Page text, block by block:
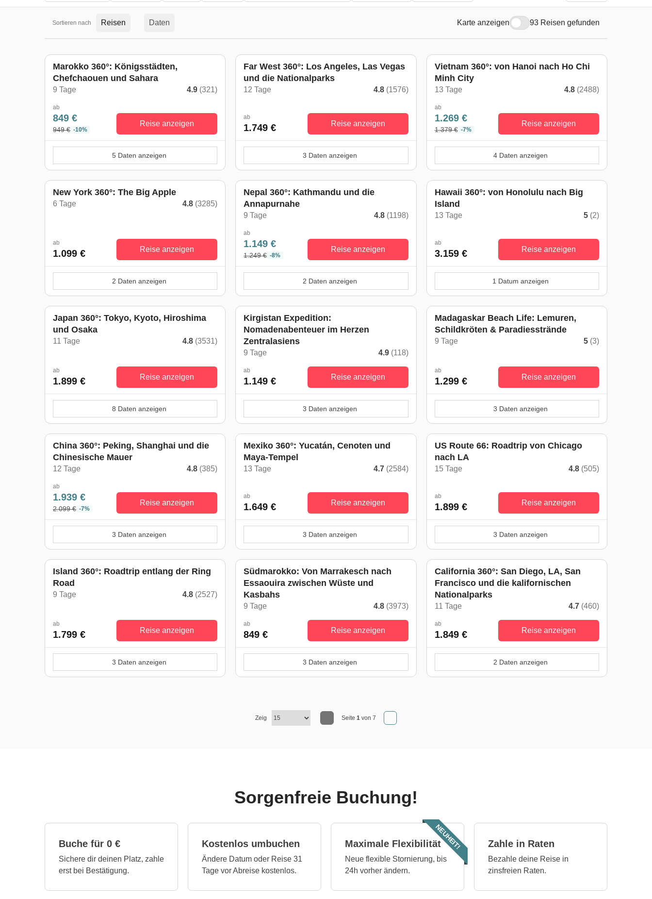
Sortieren nach Reisen Daten 93 Reisen gefunden
Karte anzeigen
Marokko 360°: Königsstädten,
Chefchaouen und Sahara
9 Tage 4.9 (321)
ab
849 €
949 € -10%
Reise anzeigen
5 Daten anzeigen
Far West 360°: Los Angeles, Las Vegas
und die Nationalparks
12 Tage 4.8 (1576)
ab
1.749 € Reise anzeigen
3 Daten anzeigen
Vietnam 360°: von Hanoi nach Ho Chi
Minh City
13 Tage 4.8 (2488)
ab
1.269 €
1.379 € -7%
Reise anzeigen
4 Daten anzeigen
New York 360°: The Big Apple
6 Tage 4.8 (3285)
ab
1.099 € Reise anzeigen
2 Daten anzeigen
Nepal 360°: Kathmandu und die
Annapurnahe
9 Tage 4.8 (1198)
ab
1.149 €
1.249 € -8%
Reise anzeigen
2 Daten anzeigen
Hawaii 360°: von Honolulu nach Big
Island
13 Tage 5 (2)
ab
3.159 € Reise anzeigen
1 Datum anzeigen
Japan 360°: Tokyo, Kyoto, Hiroshima
und Osaka
11 Tage 4.8 (3531)
ab
1.899 € Reise anzeigen
8 Daten anzeigen
Kirgistan Expedition:
Nomadenabenteuer im Herzen
Zentralasiens
9 Tage 4.9 (118)
ab
1.149 € Reise anzeigen
3 Daten anzeigen
Madagaskar Beach Life: Lemuren,
Schildkröten & Paradiesstrände
9 Tage 5 (3)
ab
1.299 € Reise anzeigen
3 Daten anzeigen
China 360°: Peking, Shanghai und die
Chinesische Mauer
12 Tage 4.8 (385)
ab
1.939 €
2.099 € -7%
Reise anzeigen
3 Daten anzeigen
Mexiko 360°: Yucatán, Cenoten und
Maya-Tempel
13 Tage 4.7 (2584)
ab
1.649 € Reise anzeigen
3 Daten anzeigen
US Route 66: Roadtrip von Chicago
nach LA
15 Tage 4.8 (505)
ab
1.899 € Reise anzeigen
3 Daten anzeigen
Island 360°: Roadtrip entlang der Ring
Road
9 Tage 4.8 (2527)
ab
1.799 € Reise anzeigen
3 Daten anzeigen
Südmarokko: Von Marrakesch nach
Essaouira zwischen Wüste und
Kasbahs
9 Tage 4.8 (3973)
ab
849 € Reise anzeigen
3 Daten anzeigen
California 360°: San Diego, LA, San
Francisco und die kalifornischen
Nationalparks
11 Tage 4.7 (460)
ab
1.849 € Reise anzeigen
2 Daten anzeigen
Zeig Seite 1von 7
Sorgenfreie Buchung!
Buche für 0 €
Sichere dir deinen Platz, zahle
erst bei Bestätigung.
Kostenlos umbuchen
Ändere Datum oder Reise 31
Tage vor Abreise kostenlos.
NEUHEIT!
Maximale Flexibilität
Neue flexible Stornierung, bis
24h vorher ändern.
Zahle in Raten
Bezahle deine Reise in
zinsfreien Raten.